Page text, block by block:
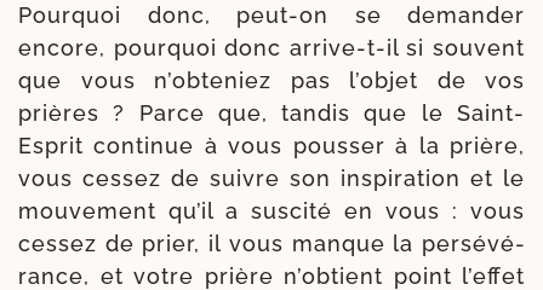
Pourquoi donc, peut-​on se deman­der
encore, pour­quoi donc arrive-​t-​il si sou­vent
que vous n’ob­te­niez pas l’ob­jet de vos
prières ? Parce que, tan­dis que le Saint-​
Esprit conti­nue à vous pous­ser à la prière,
vous ces­sez de suivre son ins­pi­ra­tion et le
mou­ve­ment qu’il a sus­ci­té en vous : vous
ces­sez de prier, il vous manque la per­sé­vé­
rance, et votre prière n’ob­tient point l’ef­fet